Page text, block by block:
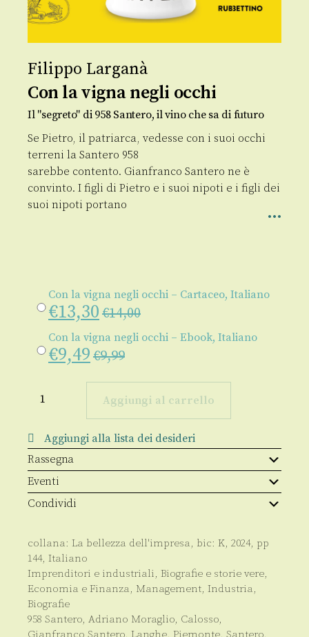
Filippo Larganà
Con la vigna negli occhi
Il "segreto" di 958 Santero, il vino che sa di futuro
Se Pietro, il patriarca, vedesse con i suoi occhi
terreni la Santero 958
sarebbe contento. Gianfranco Santero ne è
convinto. I figli di Pietro e i suoi nipoti e i figli dei
suoi nipoti portano
Con la vigna negli occhi – Cartaceo, Italiano
€13,30 €14,00
Con la vigna negli occhi – Ebook, Italiano
€9,49 €9,99
occhi
quantità
Aggiungi al carrello
Aggiungi alla lista dei desideri
Rassegna
Eventi
Condividi
collana: La bellezza dell'impresa, bic: K, 2024, pp
144, Italiano
Imprenditori e industriali, Biografie e storie vere,
Economia e Finanza, Management, Industria,
Biografie
958 Santero, Adriano Moraglio, Calosso,